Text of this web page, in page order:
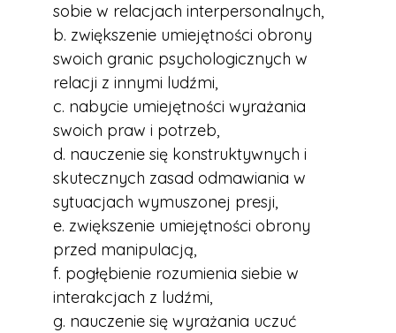
sobie w relacjach interpersonalnych,
b. zwiększenie umiejętności obrony
swoich granic psychologicznych w
relacji z innymi ludźmi,
c. nabycie umiejętności wyrażania
swoich praw i potrzeb,
d. nauczenie się konstruktywnych i
skutecznych zasad odmawiania w
sytuacjach wymuszonej presji,
e. zwiększenie umiejętności obrony
przed manipulacją,
f. pogłębienie rozumienia siebie w
interakcjach z ludźmi,
g. nauczenie się wyrażania uczuć